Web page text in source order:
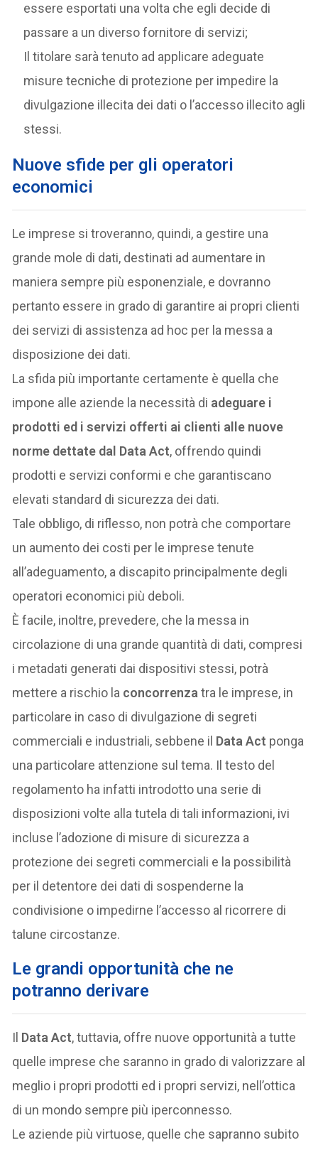
essere esportati una volta che egli decide di
passare a un diverso fornitore di servizi;
Il titolare sarà tenuto ad applicare adeguate
misure tecniche di protezione per impedire la
divulgazione illecita dei dati o l’accesso illecito agli
stessi.
Nuove sfide per gli operatori
economici
Le imprese si troveranno, quindi, a gestire una
grande mole di dati, destinati ad aumentare in
maniera sempre più esponenziale, e dovranno
pertanto essere in grado di garantire ai propri clienti
dei servizi di assistenza ad hoc per la messa a
disposizione dei dati.
La sfida più importante certamente è quella che
impone alle aziende la necessità di adeguare i
prodotti ed i servizi offerti ai clienti alle nuove
norme dettate dal Data Act, offrendo quindi
prodotti e servizi conformi e che garantiscano
elevati standard di sicurezza dei dati.
Tale obbligo, di riflesso, non potrà che comportare
un aumento dei costi per le imprese tenute
all’adeguamento, a discapito principalmente degli
operatori economici più deboli.
È facile, inoltre, prevedere, che la messa in
circolazione di una grande quantità di dati, compresi
i metadati generati dai dispositivi stessi, potrà
mettere a rischio la concorrenzatra le imprese, in
particolare in caso di divulgazione di segreti
commerciali e industriali, sebbene il Data Act ponga
una particolare attenzione sul tema. Il testo del
regolamento ha infatti introdotto una serie di
disposizioni volte alla tutela di tali informazioni, ivi
incluse l’adozione di misure di sicurezza a
protezione dei segreti commerciali e la possibilità
per il detentore dei dati di sospenderne la
condivisione o impedirne l’accesso al ricorrere di
talune circostanze.
Le grandi opportunità che ne
potranno derivare
Il Data Act, tuttavia, offre nuove opportunità a tutte
quelle imprese che saranno in grado di valorizzare al
meglio i propri prodotti ed i propri servizi, nell’ottica
di un mondo sempre più iperconnesso.
Le aziende più virtuose, quelle che sapranno subito